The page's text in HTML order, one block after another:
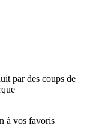
par des coups de